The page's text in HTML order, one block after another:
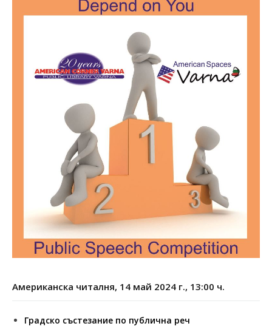
Американска читалня, 14 май 2024 г., 13:00 ч.
Градско състезание по публична реч